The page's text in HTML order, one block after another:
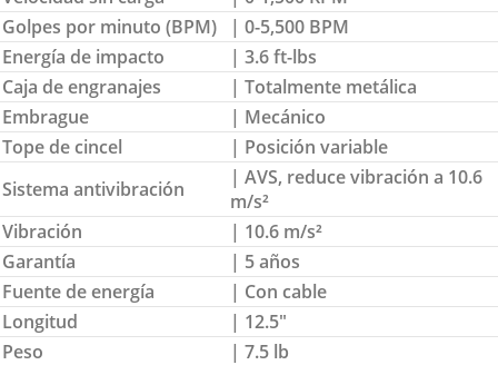
Golpes por minuto (BPM)
| 0-5,500 BPM
Energía de impacto
| 3.6 ft-lbs
Caja de engranajes
| Totalmente metálica
Embrague
| Mecánico
Tope de cincel
| Posición variable
Sistema antivibración
| AVS, reduce vibración a 10.6
m/s²
Vibración
| 10.6 m/s²
Garantía
| 5 años
Fuente de energía
| Con cable
Longitud
| 12.5″
Peso
| 7.5 lb